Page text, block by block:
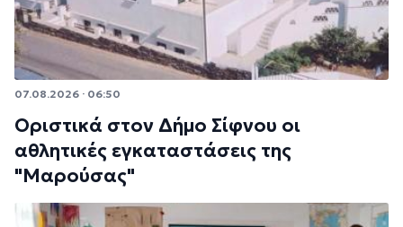
07.08.2026 · 06:50
Οριστικά στον Δήμο Σίφνου οι
αθλητικές εγκαταστάσεις της
"Μαρούσας"